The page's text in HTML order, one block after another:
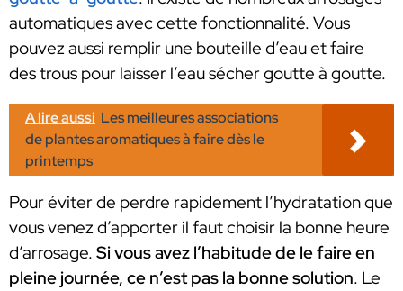
automatiques avec cette fonctionnalité. Vous
pouvez aussi remplir une bouteille d’eau et faire
des trous pour laisser l’eau sécher goutte à goutte.
A lire aussi Les meilleures associations
de plantes aromatiques à faire dès le
printemps
Pour éviter de perdre rapidement l’hydratation que
vous venez d’apporter il faut choisir la bonne heure
d’arrosage. Si vous avez l’habitude de le faire en
pleine journée, ce n’est pas la bonne solution. Le